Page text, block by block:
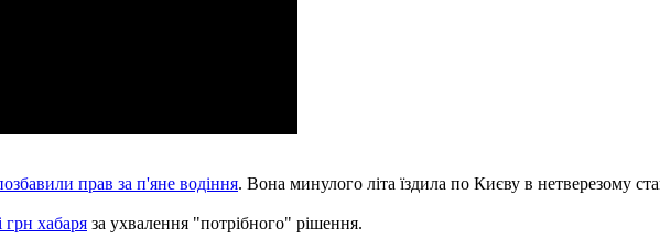
прав за п'яне водіння. Вона минулого літа їздила по Києву в нетверезому
грн хабаря за ухвалення "потрібного" рішення.